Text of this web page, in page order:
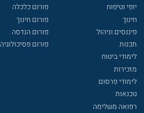
יופי וטיפוח
חינוך
פיננסים וניהול
תכנות
לימודי ביטוח
מזכירות
לימודי פרסום
טכנאות
רפואה משלימה
פורום כלכלה
פורום חינוך
פורום הנדסה
פורום פסיכולוגיה